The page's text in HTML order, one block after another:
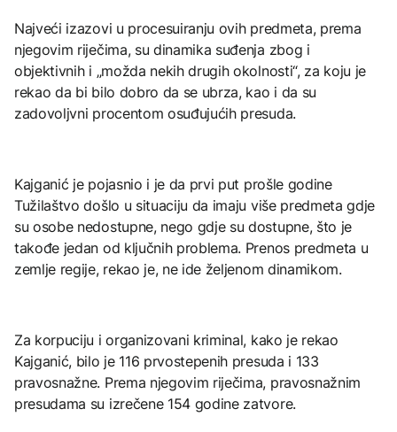
Najveći izazovi u procesuiranju ovih predmeta, prema
njegovim riječima, su dinamika suđenja zbog i
objektivnih i „možda nekih drugih okolnosti“, za koju je
rekao da bi bilo dobro da se ubrza, kao i da su
zadovoljvni procentom osuđujućih presuda.
Kajganić je pojasnio i je da prvi put prošle godine
Tužilaštvo došlo u situaciju da imaju više predmeta gdje
su osobe nedostupne, nego gdje su dostupne, što je
takođe jedan od ključnih problema. Prenos predmeta u
zemlje regije, rekao je, ne ide željenom dinamikom.
Za korpuciju i organizovani kriminal, kako je rekao
Kajganić, bilo je 116 prvostepenih presuda i 133
pravosnažne. Prema njegovim riječima, pravosnažnim
presudama su izrečene 154 godine zatvore.